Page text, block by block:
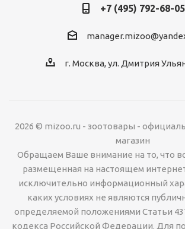
+7 (495) 792-68-05
г. Москва, ул. Дмитрия
2026 © mizoo.ru - зоотовары -
магазин
Обращаем Ваше внимание на то, что
размещенная на настоящем
исключительно информационный
каких условиях не являются
определяемой положениями Статьи
кодекса Российской Федерации. Для